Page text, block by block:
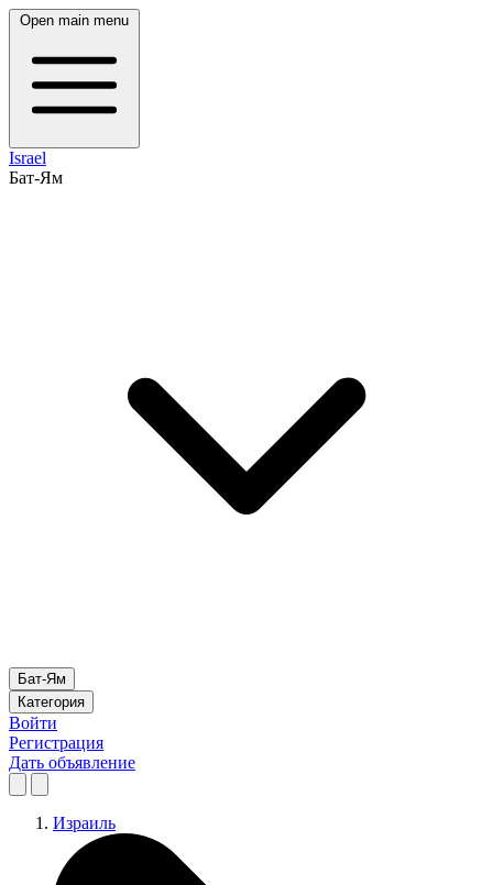
Open main menu
Israel
Бат-Ям
Бат-Ям
Категория
Войти
Регистрация
Дать объявление
Израиль